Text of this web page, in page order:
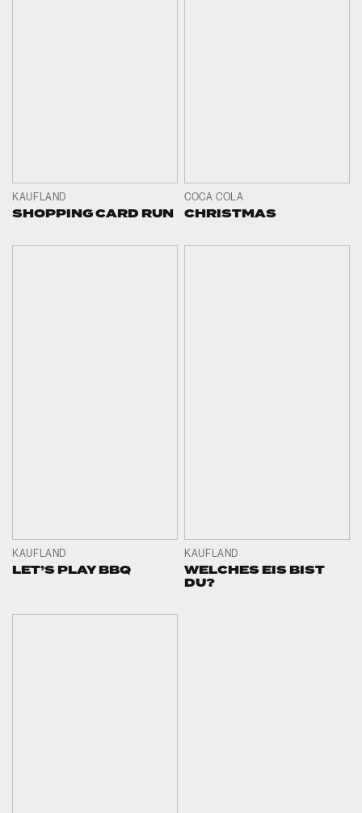
KAUFLAND
SHOPPING CARD RUN
COCA COLA
CHRISTMAS
KAUFLAND
LET’S PLAY BBQ
KAUFLAND
WELCHES EIS BIST
DU?